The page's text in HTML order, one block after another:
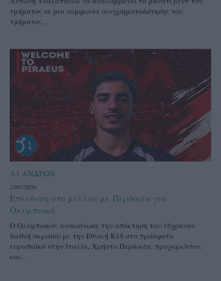
τμήματος σε μια συμφωνία συνχρηματοδότησης του
τμήματος...
Α1 ΑΝΔΡΩΝ
23/07/2026
Επένδυση στο μέλλον με Περδικέα για
Ολυμπιακό
Ο Ολυμπιακός ανακοίνωσε την απόκτηση του 16χρονου
διεθνή ακραίου με την Εθνική Κ18 στο πρόσφατο
ευρωπαϊκό στην Ιταλία, Χρήστο Περδικέα, προχωρώντας
και...